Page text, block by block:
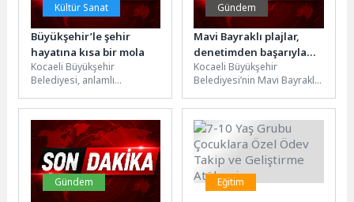
Kültür Sanat
Büyükşehir’le şehir
hayatına kısa bir mola
Kocaeli Büyükşehir
Belediyesi, anlamlı
yapmaya devam ediyor. Bu
kapsamda Kocaeli Kent
Konseyi...
Gündem
Mavi Bayraklı plajlar,
denetimden başarıyla
geçti
Kocaeli Büyükşehir
Belediyesi’nin Mavi Bayraklı
sezonu öncesinde Mavi
Bayrak Programı Ulusal...
Gündem Eğitim